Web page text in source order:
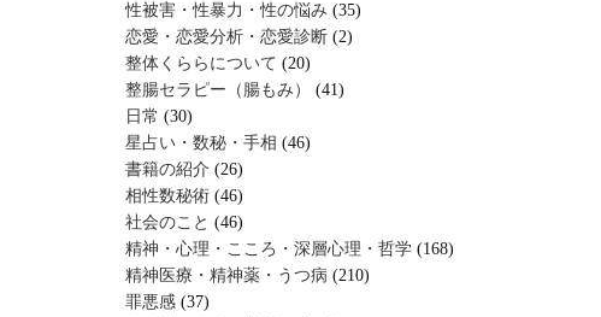
性被害・性暴力・性の悩み (35)
恋愛・恋愛分析・恋愛診断 (2)
整体くららについて (20)
整腸セラピー（腸もみ）
(41)
日常 (30)
星占い・数秘・手相 (46)
書籍の紹介 (26)
相性数秘術 (46)
社会のこと (46)
精神・心理・こころ・深層心理・哲学 (168)
精神医療・精神薬・うつ病 (210)
罪悪感 (37)